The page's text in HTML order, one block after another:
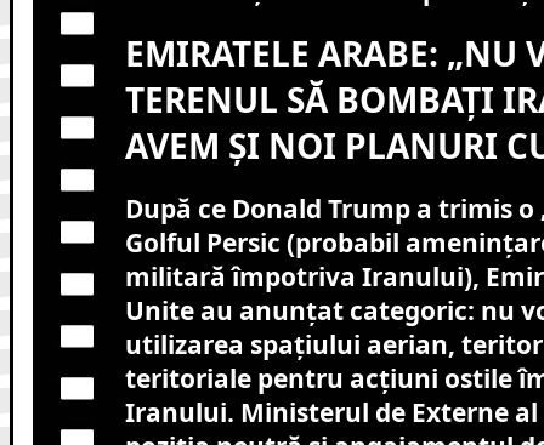
EMIRATELE ARABE: „NU
TERENUL SĂ BOMBAȚI
AVEM ȘI NOI PLANURI
După ce Donald Trump a trimis o
Golful Persic (probabil
militară împotriva Iranului),
Unite au anunțat categoric: nu
utilizarea spațiului aerian,
teritoriale pentru acțiuni ostile
Iranului. Ministerul de Externe al